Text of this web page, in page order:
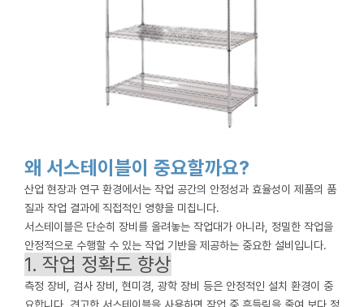
왜 서스테이블이 중요할까요?
산업 현장과 연구 환경에서는 작업 공간의 안정성과 효율성이 제품의 품
질과 작업 결과에 직접적인 영향을 미칩니다.
서스테이블은 단순히 장비를 올려놓는 작업대가 아니라, 정밀한 작업을
안정적으로 수행할 수 있는 작업 기반을 제공하는 중요한 설비입니다.
1. 작업 정확도 향상
측정 장비, 검사 장비, 현미경, 광학 장비 등은 안정적인 설치 환경이 중
요합니다. 견고한 서스테이블을 사용하면 작업 중 흔들림을 줄여 보다 정